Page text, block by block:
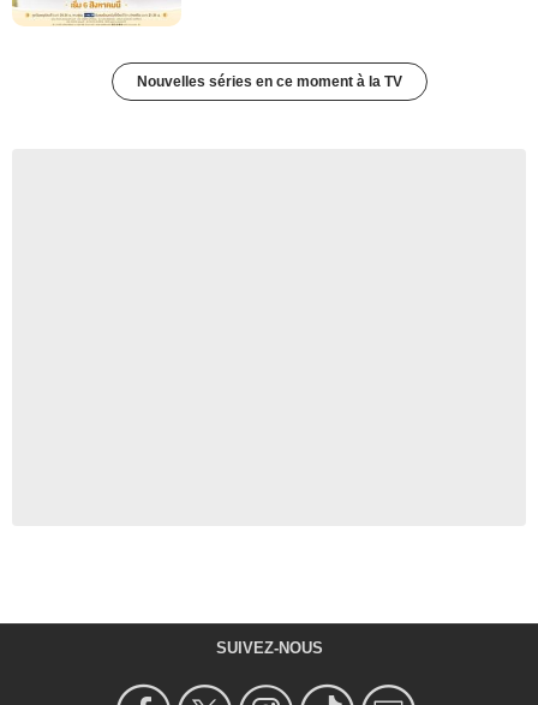
Nouvelles séries en ce moment à la TV
SUIVEZ-NOUS